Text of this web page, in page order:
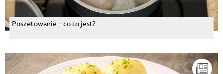
Poszetowanie – co to jest?